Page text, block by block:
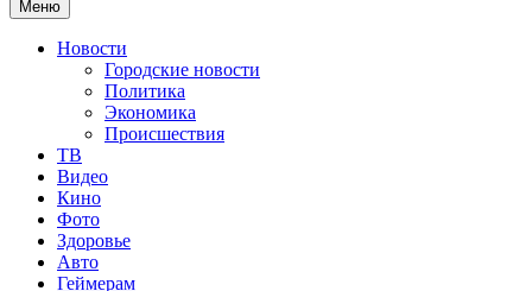
Меню
Новости
Городские новости
Политика
Экономика
Происшествия
ТВ
Видео
Кино
Фото
Здоровье
Авто
Геймерам